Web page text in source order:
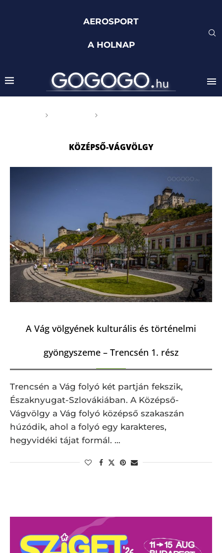
AEROSPORT
A HOLNAP
KÖZÉPSŐ-VÁGVÖLGY
A Vág völgyének kulturális és történelmi
gyöngyszeme – Trencsén 1. rész
Trencsén a Vág folyó két partján fekszik,
Északnyugat-Szlovákiában. A Középső-
Vágvölgy a Vág folyó középső szakaszán
húzódik, ahol a folyó egy karakteres,
hegyvidéki tájat formál. …